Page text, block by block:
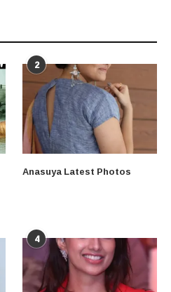
2
Anasuya Latest Photos
4